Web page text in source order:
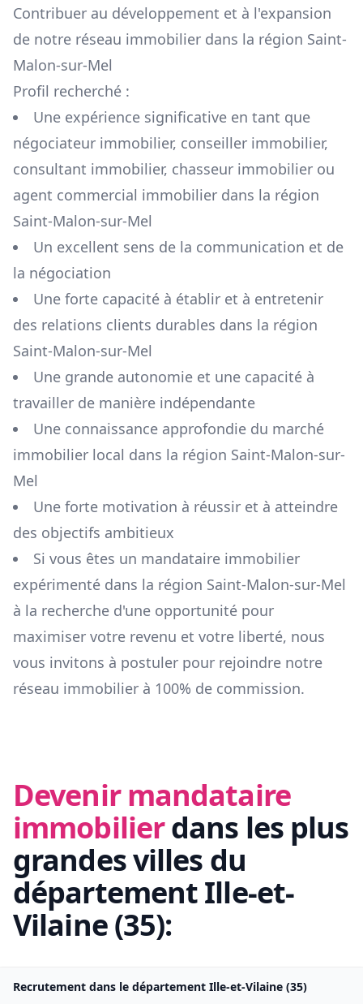
Contribuer au développement et à l'expansion
de notre réseau immobilier dans la région Saint-
Malon-sur-Mel
Profil recherché :
Une expérience significative en tant que
négociateur immobilier, conseiller immobilier,
consultant immobilier, chasseur immobilier ou
agent commercial immobilier dans la région
Saint-Malon-sur-Mel
Un excellent sens de la communication et de
la négociation
Une forte capacité à établir et à entretenir
des relations clients durables dans la région
Saint-Malon-sur-Mel
Une grande autonomie et une capacité à
travailler de manière indépendante
Une connaissance approfondie du marché
immobilier local dans la région Saint-Malon-sur-
Mel
Une forte motivation à réussir et à atteindre
des objectifs ambitieux
Si vous êtes un mandataire immobilier
expérimenté dans la région Saint-Malon-sur-Mel
à la recherche d'une opportunité pour
maximiser votre revenu et votre liberté, nous
vous invitons à postuler pour rejoindre notre
réseau immobilier à 100% de commission.
Devenir mandataire
immobilierdans les plus
grandes villes du
départementIlle-et-
Vilaine(35):
Recrutement dans le département Ille-et-Vilaine (35)